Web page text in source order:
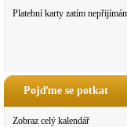
Platební karty zatím
Pojďme se potkat
Zobraz celý kalendář